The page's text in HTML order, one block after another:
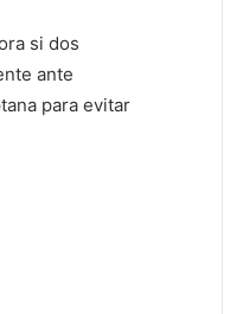
si dos
ante
para evitar